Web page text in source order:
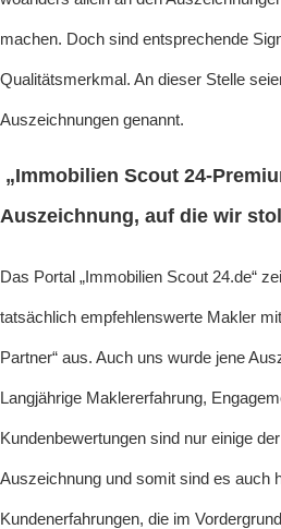
machen. Doch sind entsprechende
Qualitätsmerkmal. An dieser Stelle
Auszeichnungen genannt.
„Immobilien Scout 24-
Auszeichnung, auf die wir
Das Portal „Immobilien Scout 24.de“
tatsächlich empfehlenswerte Makler
Partner“ aus. Auch uns wurde jene
Langjährige Maklererfahrung,
Kundenbewertungen sind nur einige
Auszeichnung und somit sind es auch
Kundenerfahrungen, die im